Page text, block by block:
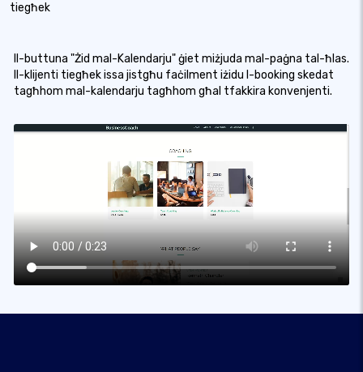
tiegħek
Il-buttuna "Żid mal-Kalendarju" ġiet miżjuda mal-paġna tal-ħlas.
Il-klijenti tiegħek issa jistgħu faċilment iżidu l-booking skedat
tagħhom mal-kalendarju tagħhom għal tfakkira konvenjenti.